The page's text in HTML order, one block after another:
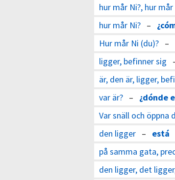
hur mår Ni?, hur mår
hur mår Ni? –
Hur mår Ni (du)? –
ligger, befinner sig
är, den är, ligger,
var är? – ¿dónde
Var snäll och öppna
den ligger – está
på samma gata,
den ligger, det